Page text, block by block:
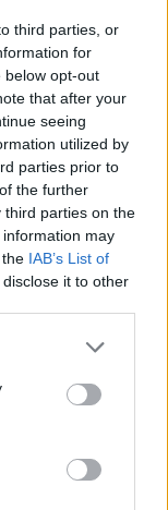
third parties, or
for
below opt-out
that after your
seeing
utilized by
parties prior to
the further
third parties on the
information may
IAB’s List of
it to other
le
indebita e
un grande
Di
di Ustica, che
un dolore
totale
Itavia
e un utile di
positiva
con Jds
130 milioni.